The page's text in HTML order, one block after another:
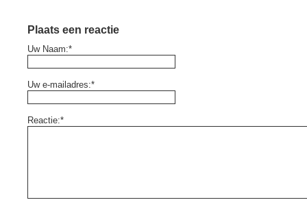
Plaats een reactie
Uw Naam:*
Uw e-mailadres:*
Reactie:*